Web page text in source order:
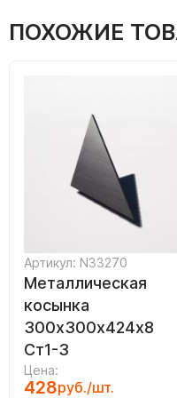
ПОХОЖИЕ
Артикул: N33270
Металлическая
косынка
300х300х424х8
Ст1-3
Цена:
428руб./шт.